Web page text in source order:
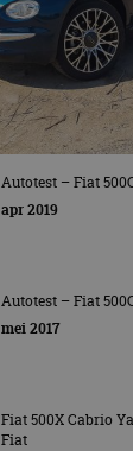
Autotest – Fiat
apr 2019
Autotest – Fiat
mei 2017
Fiat 500X Cabrio
Fiat